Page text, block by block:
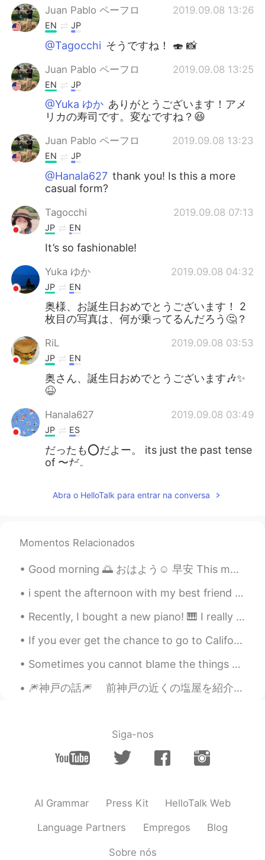
Juan Pablo ペーフロ 2019.09.08 13:26
EN JP
@Tagocchi そうですね！ 🍣 📸
Juan Pablo ペーフロ 2019.09.08 13:25
EN JP
@Yuka ゆか ありがとうございます！アメ
リカの寿司です。変なですね？😆
Juan Pablo ペーフロ 2019.09.08 13:23
EN JP
@Hanala627 thank you! Is this a more
casual form?
Tagocchi 2019.09.08 07:13
JP EN
It’s so fashionable!
Yuka ゆか 2019.09.08 04:32
JP EN
奥様、お誕生日おめでとうございます！ 2
枚目の写真は、何が乗ってるんだろう🤔？
RiL 2019.09.08 03:53
JP EN
奥さん、誕生日おめでとうございます🎶✨
😆
Hanala627 2019.09.08 03:49
JP ES
だったも⭕だよー。 its just the past tense
of 〜だ。
JP EN
今日は妻の誕生日でし
美味しいかった！
なな 2019.09.08 03:43
奥さまおめでとうございます✨お寿司おい
しそう！
Pinky 2019.09.08 03:42
美味しかった！
Tomoko 2019.09.08 03:42
美味しいかった！
美味しかった！
Abra o HelloTalk para entrar na conversa
Momentos Relacionados
Good morning 🌅 おはよう☺ 早安 This morning I met with Craig and Kev for a bike ride. Kev met us half w...
i spent the afternoon with my best friend having a social distancing picnic 💕 we just walked to t...
Recently, I bought a new piano! 🎹 I really enjoy playing the piano. I have only played for 9 mon...
If you ever get the chance to go to California , go to The Habit and try the Santa Barbara burger...
Sometimes you cannot blame the things you say in a language on your skill level in that language....
🎆神戸の話🎆 前神戸の近くの塩屋を紹介したが、今回は神戸の話をしようと思います、特に神戸の博物館。 皆さん、どんな博物館が好きですか？美術か、歴史か、恐竜ですか？ 去年、神戸...
Siga-nos
AI Grammar Press Kit HelloTalk Web
Language Partners Empregos Blog
Sobre nós